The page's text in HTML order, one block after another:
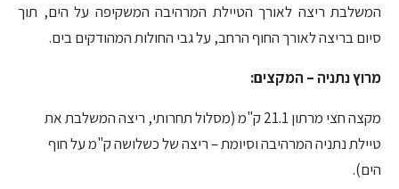
המשלבת ריצה לאורך הטיילת המרהיבה המשקיפה על הים, תוך
סיום בריצה לאורך החוף הרחב, על גבי החולות המהודקים בים.
מרוץ נתניה – המקצים:
מקצה חצי מרתון 21.1 ק"מ (מסלול תחרותי, ריצה המשלבת את
טיילת נתניה המרהיבה וסיומת – ריצה של כשלושה ק"מ על חוף
הים).